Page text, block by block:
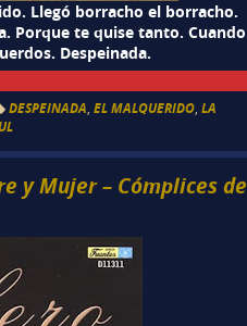
Llegó borracho el borracho.
Porque te quise tanto. Cuando
Despeinada.
DESPEINADA ,EL MALQUERIDO ,LA
y Mujer – Cómplices de